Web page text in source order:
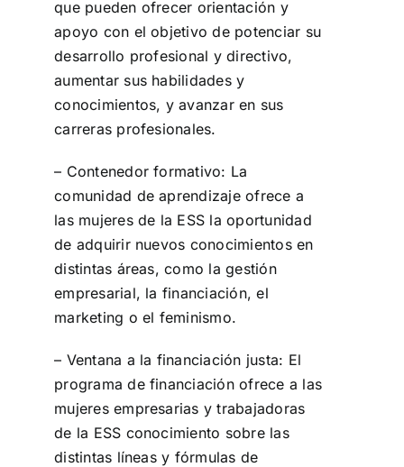
que pueden ofrecer orientación y
apoyo con el objetivo de potenciar su
desarrollo profesional y directivo,
aumentar sus habilidades y
conocimientos, y avanzar en sus
carreras profesionales.
– Contenedor formativo: La
comunidad de aprendizaje ofrece a
las mujeres de la ESS la oportunidad
de adquirir nuevos conocimientos en
distintas áreas, como la gestión
empresarial, la financiación, el
marketing o el feminismo.
– Ventana a la financiación justa: El
programa de financiación ofrece a las
mujeres empresarias y trabajadoras
de la ESS conocimiento sobre las
distintas líneas y fórmulas de